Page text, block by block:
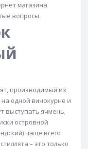
Club 12 лет
Regal 12 лет
Clan MacGregor
Crown Royal
магазина
вопросы.
производимый из
одной винокурне и
выступать ячмень,
островной
чаще всего
– это только